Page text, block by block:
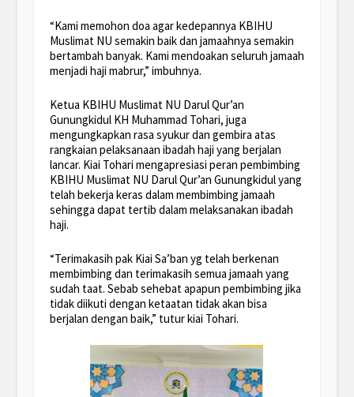
“Kami memohon doa agar kedepannya KBIHU
Muslimat NU semakin baik dan jamaahnya semakin
bertambah banyak. Kami mendoakan seluruh jamaah
menjadi haji mabrur,” imbuhnya.
Ketua KBIHU Muslimat NU Darul Qur’an
Gunungkidul KH Muhammad Tohari, juga
mengungkapkan rasa syukur dan gembira atas
rangkaian pelaksanaan ibadah haji yang berjalan
lancar. Kiai Tohari mengapresiasi peran pembimbing
KBIHU Muslimat NU Darul Qur’an Gunungkidul yang
telah bekerja keras dalam membimbing jamaah
sehingga dapat tertib dalam melaksanakan ibadah
haji.
“Terimakasih pak Kiai Sa’ban yg telah berkenan
membimbing dan terimakasih semua jamaah yang
sudah taat. Sebab sehebat apapun pembimbing jika
tidak diikuti dengan ketaatan tidak akan bisa
berjalan dengan baik,” tutur kiai Tohari.